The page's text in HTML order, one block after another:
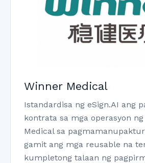
Winner Medical
Istandardisa ng eSign.AI ang
kontrata sa mga operasyon
Medical sa
gamit ang mga reusable na
kumpletong talaan ng